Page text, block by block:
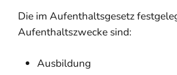
Die im Aufenthaltsgesetz
Aufenthaltszwecke sind:
Ausbildung